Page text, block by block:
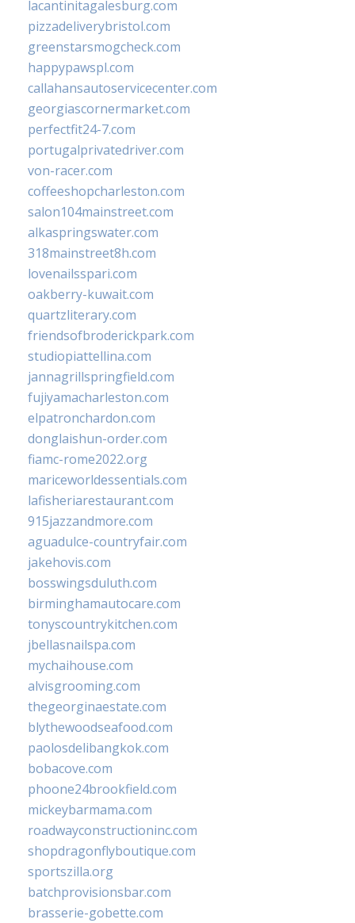
lacantinitagalesburg.com
pizzadeliverybristol.com
greenstarsmogcheck.com
happypawspl.com
callahansautoservicecenter.com
georgiascornermarket.com
perfectfit24-7.com
portugalprivatedriver.com
von-racer.com
coffeeshopcharleston.com
salon104mainstreet.com
alkaspringswater.com
318mainstreet8h.com
lovenailsspari.com
oakberry-kuwait.com
quartzliterary.com
friendsofbroderickpark.com
studiopiattellina.com
jannagrillspringfield.com
fujiyamacharleston.com
elpatronchardon.com
donglaishun-order.com
fiamc-rome2022.org
mariceworldessentials.com
lafisheriarestaurant.com
915jazzandmore.com
aguadulce-countryfair.com
jakehovis.com
bosswingsduluth.com
birminghamautocare.com
tonyscountrykitchen.com
jbellasnailspa.com
mychaihouse.com
alvisgrooming.com
thegeorginaestate.com
blythewoodseafood.com
paolosdelibangkok.com
bobacove.com
phoone24brookfield.com
mickeybarmama.com
roadwayconstructioninc.com
shopdragonflyboutique.com
sportszilla.org
batchprovisionsbar.com
brasserie-gobette.com